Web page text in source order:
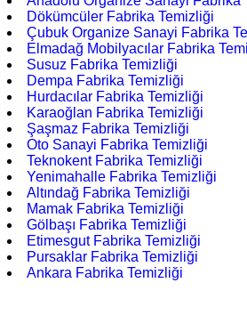
Dökümcüler Fabrika Temizliği
Çubuk Organize Sanayi Fabrika
Elmadağ Mobilyacılar Fabrika
Susuz Fabrika Temizliği
Dempa Fabrika Temizliği
Hurdacılar Fabrika Temizliği
Karaoğlan Fabrika Temizliği
Şaşmaz Fabrika Temizliği
Oto Sanayi Fabrika Temizliği
Teknokent Fabrika Temizliği
Yenimahalle Fabrika Temizliği
Altındağ Fabrika Temizliği
Mamak Fabrika Temizliği
Gölbaşı Fabrika Temizliği
Etimesgut Fabrika Temizliği
Pursaklar Fabrika Temizliği
Ankara Fabrika Temizliği